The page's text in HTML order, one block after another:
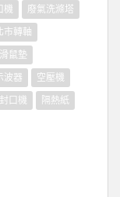
機
廢氣洗滌塔
市轉軸
滑鼠墊
波器
空壓機
口機
隔熱紙